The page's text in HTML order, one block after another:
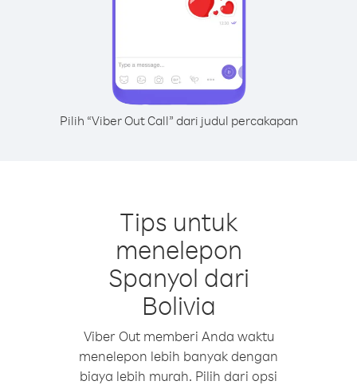
Pilih “Viber Out Call” dari judul percakapan
Tips untuk
menelepon
Spanyol dari
Bolivia
Viber Out memberi Anda waktu
menelepon lebih banyak dengan
biaya lebih murah. Pilih dari opsi